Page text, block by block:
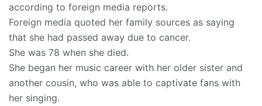
according to foreign media reports.
Foreign media quoted her family sources as saying
that she had passed away due to cancer.
She was 78 when she died.
She began her music career with her older sister and
another cousin, who was able to captivate fans with
her singing.